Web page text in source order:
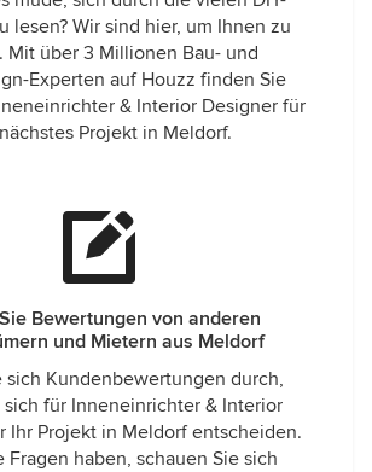
lesen? Wir sind hier, um Ihnen zu
Mit über 3 Millionen Bau- und
Experten auf Houzz finden Sie
& Interior Designer für
Projekt in Meldorf.
Bewertungen von anderen
und Mietern aus Meldorf
sich Kundenbewertungen durch,
sich für Inneneinrichter & Interior
Ihr Projekt in Meldorf entscheiden.
Fragen haben, schauen Sie sich